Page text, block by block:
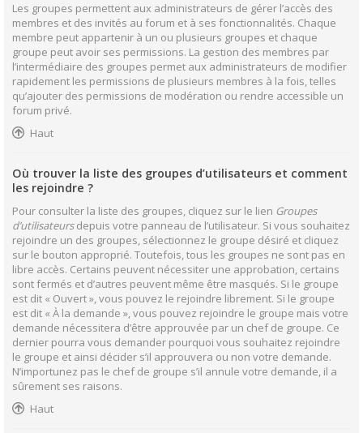
Les groupes permettent aux administrateurs de gérer l’accès des
membres et des invités au forum et à ses fonctionnalités. Chaque
membre peut appartenir à un ou plusieurs groupes et chaque
groupe peut avoir ses permissions. La gestion des membres par
l’intermédiaire des groupes permet aux administrateurs de modifier
rapidement les permissions de plusieurs membres à la fois, telles
qu’ajouter des permissions de modération ou rendre accessible un
forum privé.
Haut
Où trouver la liste des groupes d’utilisateurs et comment
les rejoindre ?
Pour consulter la liste des groupes, cliquez sur le lien Groupes
d’utilisateursdepuis votre panneau de l’utilisateur. Si vous souhaitez
rejoindre un des groupes, sélectionnez le groupe désiré et cliquez
sur le bouton approprié. Toutefois, tous les groupes ne sont pas en
libre accès. Certains peuvent nécessiter une approbation, certains
sont fermés et d’autres peuvent même être masqués. Si le groupe
est dit « Ouvert », vous pouvez le rejoindre librement. Si le groupe
est dit « À la demande », vous pouvez rejoindre le groupe mais votre
demande nécessitera d’être approuvée par un chef de groupe. Ce
dernier pourra vous demander pourquoi vous souhaitez rejoindre
le groupe et ainsi décider s’il approuvera ou non votre demande.
N’importunez pas le chef de groupe s’il annule votre demande, il a
sûrement ses raisons.
Haut